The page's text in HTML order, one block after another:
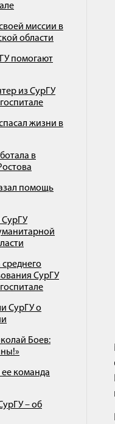
миссии в
области
помогают
из СурГУ
жизни в
в
помощь
CурГУ
СурГУ о
Боев:
команда
– об